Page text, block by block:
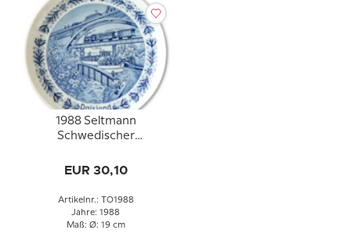
1988 Seltmann
Schwedischer
Dalsland
EUR 30,10
Artikelnr.: TO1988
Jahre: 1988
Maß: Ø: 19 cm